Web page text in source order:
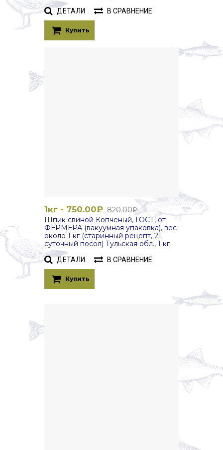
ДЕТАЛИ В СРАВНЕНИЕ
Купить
1кг - 750.00₽ 820.00₽
Шпик свиной Копченый, ГОСТ, от
ФЕРМЕРА (вакуумная упаковка), вес
около 1 кг (старинный рецепт, 21
суточный посол) Тульская обл., 1 кг
ДЕТАЛИ В СРАВНЕНИЕ
Купить